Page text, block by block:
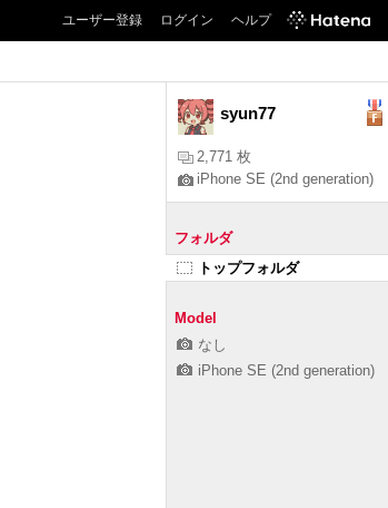
ユーザー登録 ログイン ヘルプ
syun77
2,771 枚
iPhone SE (2nd generation)
フォルダ
トップフォルダ
Model
なし
iPhone SE (2nd generation)